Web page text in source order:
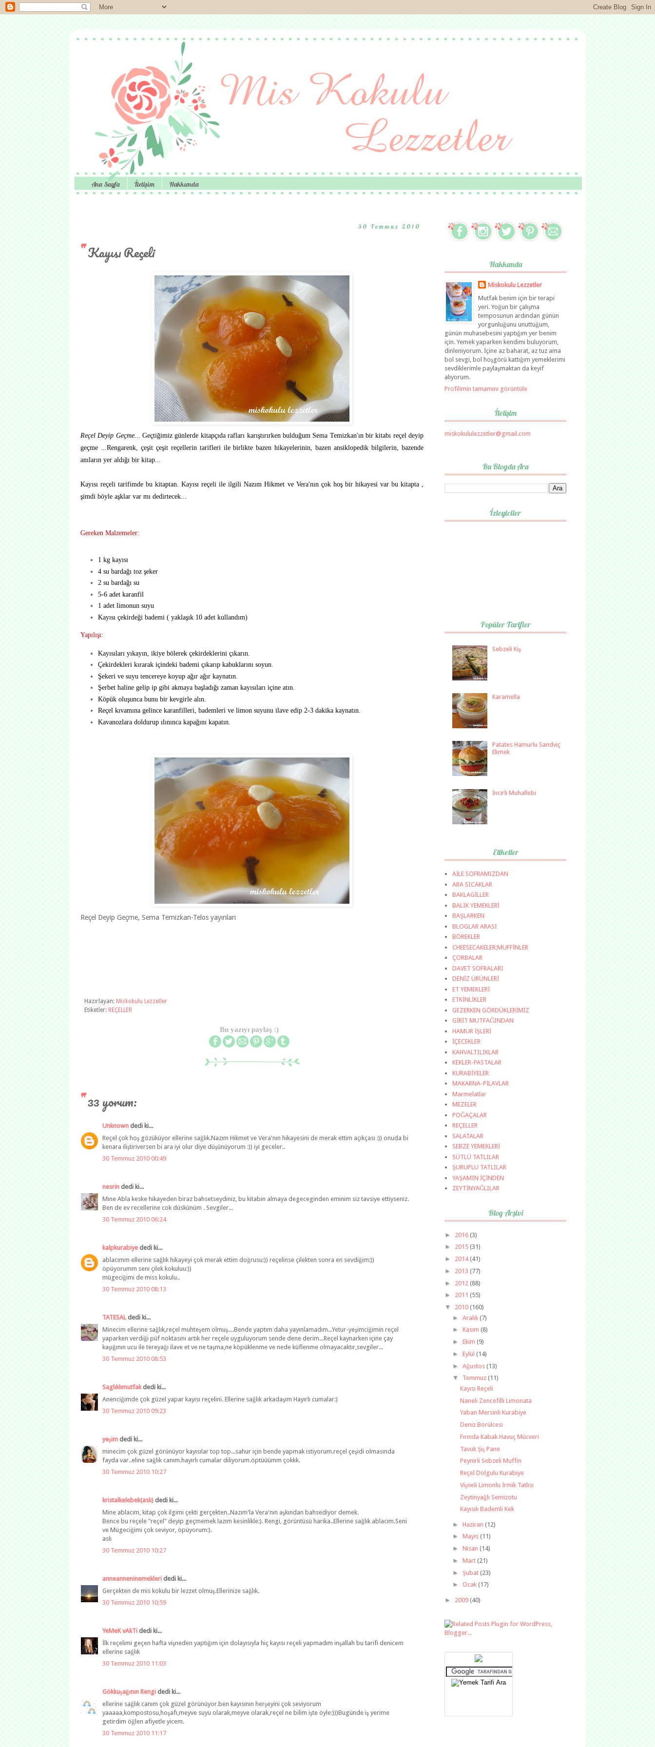
Ana Sayfa İletişim Hakkımda
30 Temmuz 2010
Kayısı Reçeli
Reçel Deyip Geçme...
Geçtiğimiz günlerde kitapçıda rafları karıştırırken bulduğum Sema Temizkan'ın bir kitabı reçel deyip
geçme ...Rengarenk, çeşit çeşit reçellerin tarifleri ile birlikte bazen hikayelerinin, bazen ansiklopedik bilgilerin, bazende
anıların yer aldığı bir kitap...
Kayısı reçeli tarifimde bu kitaptan. Kayısı reçeli ile ilgili Nazım Hikmet ve Vera'nın çok hoş bir hikayesi var bu kitapta ,
şimdi böyle aşklar var mı dedirtecek...
Gereken Malzemeler:
1 kg kayısı
4 su bardağı toz şeker
2 su bardağı su
5-6 adet karanfil
1 adet limonun suyu
Kayısı çekirdeği bademi ( yaklaşık 10 adet kullandım)
Yapılışı:
Kayısıları yıkayın, ikiye bölerek çekirdeklerini çıkarın.
Çekirdekleri kırarak içindeki bademi çıkarıp kabuklarını soyun.
Şekeri ve suyu tencereye koyup ağır ağır kaynatın.
Şerbet haline gelip ip gibi akmaya başladığı zaman kayısıları içine atın.
Köpük oluşunca bunu bir kevgirle alın.
Reçel kıvamına gelince karanfilleri, bademleri ve limon suyunu ilave edip 2-3 dakika kaynatın.
Kavanozlara doldurup ılınınca kapağını kapatın.
Reçel Deyip Geçme, Sema Temizkan-Telos yayınları
Hazırlayan: Miskokulu Lezzetler
Etiketler: REÇELLER
Bu yazıyı paylaş :)
33 yorum:
Unknown dedi ki...
Reçel çok hoş gözüküyor ellerine sağlık.Nazım Hikmet ve Vera'nın hikayesini de merak ettim açıkçası :)) onuda bi
kenara iliştiriversen bi ara iyi olur diye düşünüyorum :)) iyi geceler..
30 Temmuz 2010 00:49
nesrin dedi ki...
Mine Abla keske hikayeden biraz bahsetseydiniz, bu kitabin almaya degeceginden eminim siz tavsiye ettiyseniz.
Ben de ev recellerine cok düskünüm . Sevgiler...
30 Temmuz 2010 06:24
kalpkurabiye dedi ki...
ablacımm ellerine sağlık hikayeyi çok merak ettim doğrusu:)) reçelinse çilekten sonra en sevdiğim:))
öpüyorumm seni çilek kokuluu:))
mügeciğimi de miss kokulu..
30 Temmuz 2010 08:13
TATESALdedi ki...
Minecim ellerine sağlık,reçel muhteşem olmuş....Bende yaptım daha yayınlamadım...Yetur-yeşimciğimin reçel
yaparken verdiği püf noktasını artık her reçele uyguluyorum sende dene derim...Reçel kaynarken içine çay
kaşığının ucu ile tereyağı ilave et ve ne taşma,ne köpüklenme ve nede küflenme olmayacaktır,sevgiler...
30 Temmuz 2010 08:53
Saglıklımutfakdedi ki...
Anenciğimde çok güzel yapar kayısı reçelini. Ellerine sağlık arkadaşım Hayırlı cumalar:)
30 Temmuz 2010 09:23
yeşim dedi ki...
minecim çok güzel görünüyor kayısılar top top...sahur için bende yapmak istiyorum.reçel çeşidi olmasında
fayda var..eline sağlık canım.hayırlı cumalar diliyorum.öptüüümm çokkk.
30 Temmuz 2010 10:27
kristalkelebek(aslı) dedi ki...
Mine ablacım, kitap çok ilgimi çekti gerçekten..Nazım'la Vera'nın aşkından bahsediyor demek.
Bence bu reçele "reçel" deyip geçmemek lazım kesinlikle:). Rengi, görüntüsü harika..Ellerine sağlık ablacım.Seni
ve Mügeciğimi çok seviyor, öpüyorum:).
aslı
30 Temmuz 2010 10:27
anneanneninemekleri dedi ki...
Gerçekten de mis kokulu bir lezzet olmuş.Ellerinize sağlık.
30 Temmuz 2010 10:59
YeMeK vAkTi dedi ki...
İlk reçelimi geçen hafta vişneden yaptığım için dolayısıyla hiç kayısı reçeli yapmadım inşallah bu tarifi denicem
ellerine sağlık
30 Temmuz 2010 11:03
Gökkuşağının Rengi dedi ki...
ellerine sağlık canım çok güzel görünüyor.ben kayısının herşeyini çok seviyorum
yaaaaa,kompostosu,hoşafı,meyve suyu olarak,meyve olarak,reçel ne bilim işte öyle:)))Bugünde iş yerime
getirdim öğlen afiyetle yicem.
30 Temmuz 2010 11:17
Hakkımda
Miskokulu Lezzetler
Mutfak benim için bir terapi
yeri. Yoğun bir çalışma
temposunun ardından günün
yorgunluğunu unuttuğum,
günün muhasebesini yaptığım yer benim
için. Yemek yaparken kendimi buluyorum,
dinleniyorum. İçine az baharat, az tuz ama
bol sevgi, bol hoşgörü kattığım yemeklerimi
sevdiklerimle paylaşmaktan da keyif
alıyorum.
Profilimin tamamını görüntüle
İletişim
miskokululezzetler@gmail.com
Bu Blogda Ara
İzleyiciler
Popüler Tarifler
Sebzeli Kiş
Karamella
Patates Hamurlu Sandviç
Ekmek
İncirli Muhallebi
Etiketler
AİLE SOFRAMIZDAN
ARA SICAKLAR
BAKLAGİLLER
BALIK YEMEKLERİ
BAŞLARKEN
BLOGLAR ARASI
BÖREKLER
CHEESECAKELER;MUFFİNLER
ÇORBALAR
DAVET SOFRALARI
DENİZ ÜRÜNLERİ
ET YEMEKLERİ
ETKİNLİKLER
GEZERKEN GÖRDÜKLERİMİZ
GİRİT MUTFAĞINDAN
HAMUR İŞLERİ
İÇECEKLER
KAHVALTILIKLAR
KEKLER-PASTALAR
KURABİYELER
MAKARNA-PİLAVLAR
Marmelatlar
MEZELER
POĞAÇALAR
REÇELLER
SALATALAR
SEBZE YEMEKLERİ
SÜTLÜ TATLILAR
ŞURUPLU TATLILAR
YAŞAMIN İÇİNDEN
ZEYTİNYAĞLILAR
Blog Arşivi
► 2016 (3)
► 2015 (31)
► 2014(41)
► 2013 (77)
► 2012 (88)
► 2011 (55)
▼ 2010 (160)
► Aralık (7)
► Kasım (8)
► Ekim (9)
► Eylül (14)
► Ağustos (13)
▼ Temmuz (11)
Kayısı Reçeli
Naneli Zencefilli Limonata
Yaban Mersinli Kurabiye
Deniz Börülcesi
Fırında Kabak Havuç Mücveri
Tavuk Şiş Pane
Peynirli Sebzeli Muffin
Reçel Dolgulu Kurabiye
Vişneli Limonlu İrmik Tatlısı
Zeytinyağlı Semizotu
Kayısılı Bademli Kek
► Haziran (12)
► Mayıs (11)
► Nisan (14)
► Mart (21)
► Şubat (23)
► Ocak (17)
► 2009 (40)